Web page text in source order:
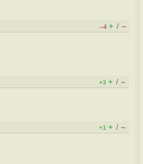
–4 + / –
+3 + / –
+1 + / –